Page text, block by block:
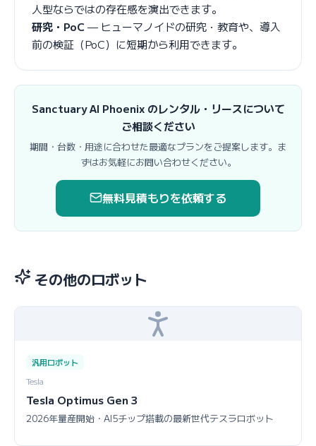
人型ならではの存在感を演出できます。
研究・PoC — ヒューマノイドの研究・教育や、導入
前の検証（PoC）に短期から利用できます。
Sanctuary AI Phoenix のレンタル・リースについて
ご相談ください
期間・台数・用途に合わせた最適なプランをご提案します。ま
ずはお気軽にお問い合わせください。
無料見積もりを依頼する
その他のロボット
汎用ロボット
Tesla
Tesla Optimus Gen 3
2026年量産開始・AI5チップ搭載の最新世代テスラロボット